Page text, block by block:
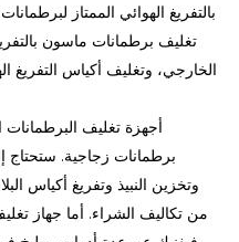
تغليف برطمانات ماسون
الخارجي، وتغليف أكياس التفريغ
أجهزة تغليف البرطمانات
برطمانات زجاجية. ستحتاج
وتخزين النبيذ وتفريغ أكياس
من تكاليف الشراء. أما جهاز